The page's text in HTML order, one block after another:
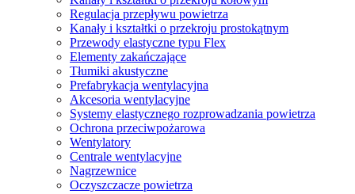
Regulacja przepływu powietrza
Kanały i kształtki o przekroju prostokątnym
Przewody elastyczne typu Flex
Elementy zakańczające
Tłumiki akustyczne
Prefabrykacja wentylacyjna
Akcesoria wentylacyjne
Systemy elastycznego rozprowadzania powietrza
Ochrona przeciwpożarowa
Wentylatory
Centrale wentylacyjne
Nagrzewnice
Oczyszczacze powietrza